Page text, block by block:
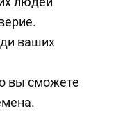
ваших
вы сможете